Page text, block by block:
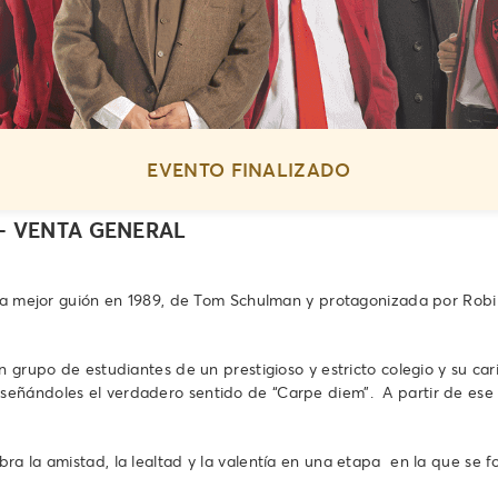
EVENTO FINALIZADO
VENTA GENERAL
guión en 1989, de Tom Schulman y protagonizada por
grupo de estudiantes de un prestigioso y estricto colegio y su
el verdadero sentido de “Carpe diem”. A partir de
la amistad, la lealtad y la valentía en una etapa en la que se